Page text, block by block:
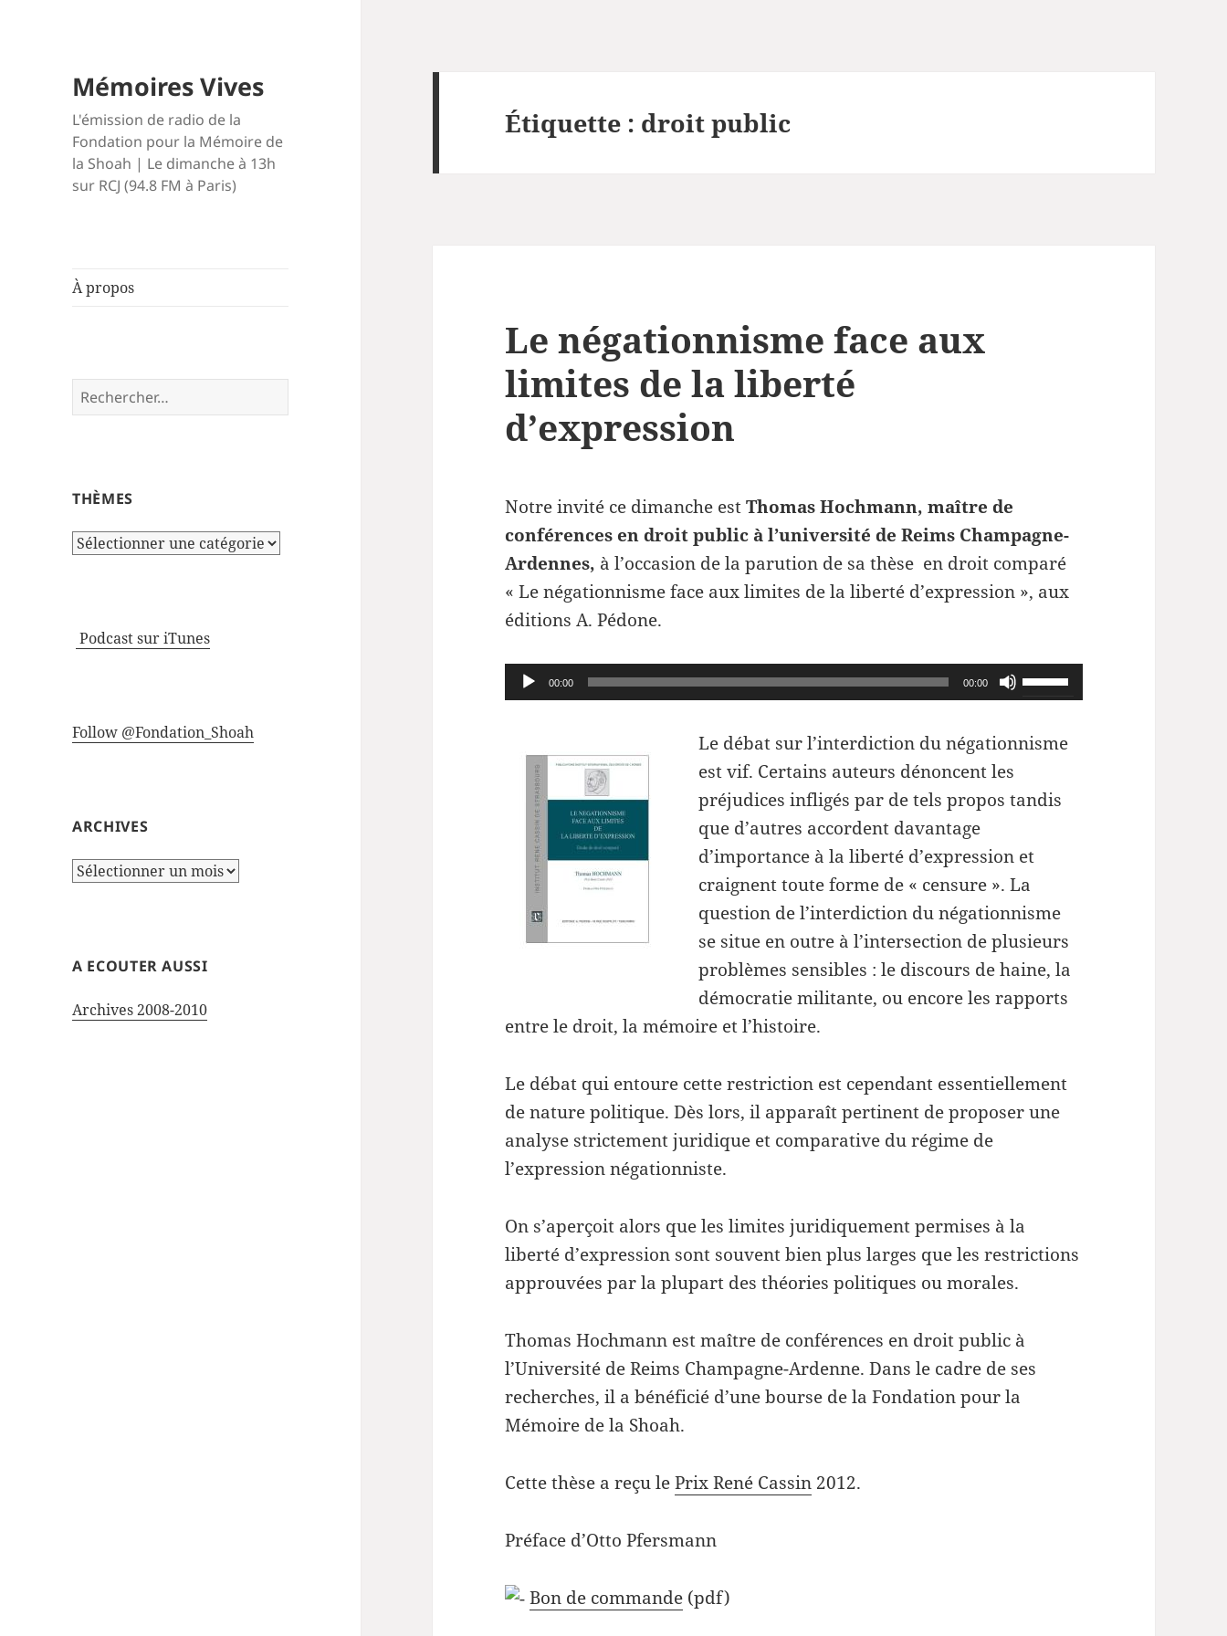
Mémoires Vives
L'émission de radio de la
Fondation pour la Mémoire de
la Shoah | Le dimanche à 13h
sur RCJ (94.8 FM à Paris)
À propos
Rechercher :
THÈMES
Thèmes
Podcast sur iTunes
Follow @Fondation_Shoah
ARCHIVES
Archives
A ECOUTER AUSSI
Archives 2008-2010
Étiquette : droit public
Le négationnisme face aux
limites de la liberté
d’expression
Notre invité ce dimanche estThomas Hochmann, maître de
conférences en droit public à l’université de Reims Champagne-
Ardennes, à l’occasion de la parution de sa thèse en droit comparé
« Le négationnisme face aux limites de la liberté d’expression », aux
éditions A. Pédone.
Lecteur
audio
00:00 00:00
Utilisez
les
flèches
pour
le
volume.
Le débat sur l’interdiction du négationnisme
est vif. Certains auteurs dénoncent les
préjudices infligés par de tels propos tandis
que d’autres accordent davantage
d’importance à la liberté d’expression et
craignent toute forme de « censure ». La
question de l’interdiction du négationnisme
se situe en outre à l’intersection de plusieurs
problèmes sensibles : le discours de haine, la
démocratie militante, ou encore les rapports
entre le droit, la mémoire et l’histoire.
Le débat qui entoure cette restriction est cependant essentiellement
de nature politique. Dès lors, il apparaît pertinent de proposer une
analyse strictement juridique et comparative du régime de
l’expression négationniste.
On s’aperçoit alors que les limites juridiquement permises à la
liberté d’expression sont souvent bien plus larges que les restrictions
approuvées par la plupart des théories politiques ou morales.
Thomas Hochmann est maître de conférences en droit public à
l’Université de Reims Champagne-Ardenne. Dans le cadre de ses
recherches, il a bénéficié d’une bourse de la Fondation pour la
Mémoire de la Shoah.
Cette thèse a reçu lePrix René Cassin 2012.
Préface d’Otto Pfersmann
Bon de commande (pdf)